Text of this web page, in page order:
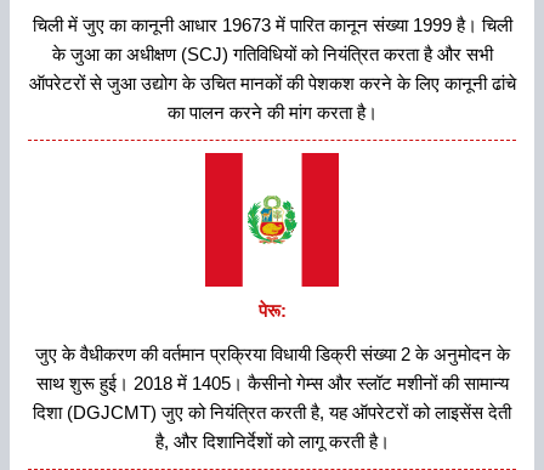
चिली में जुए का कानूनी आधार 19673 में पारित कानून संख्या 1999 है। चिली
के जुआ का अधीक्षण (SCJ) गतिविधियों को नियंत्रित करता है और सभी
ऑपरेटरों से जुआ उद्योग के उचित मानकों की पेशकश करने के लिए कानूनी ढांचे
का पालन करने की मांग करता है।
पेरू:
जुए के वैधीकरण की वर्तमान प्रक्रिया विधायी डिक्री संख्या 2 के अनुमोदन के
साथ शुरू हुई। 2018 में 1405। कैसीनो गेम्स और स्लॉट मशीनों की सामान्य
दिशा (DGJCMT) जुए को नियंत्रित करती है, यह ऑपरेटरों को लाइसेंस देती
है, और दिशानिर्देशों को लागू करती है।